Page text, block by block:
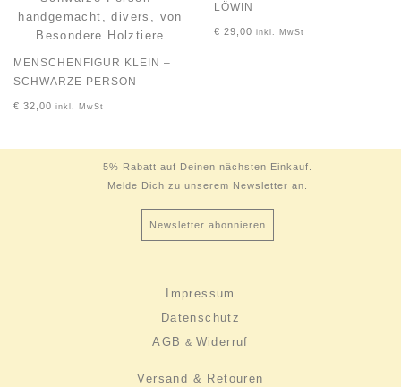
MENSCHENFIGUR KLEIN –
SCHWARZE PERSON
€ 32,00 inkl. MwSt
LÖWIN
€ 29,00 inkl. MwSt
5% Rabatt auf Deinen nächsten Einkauf.
Melde Dich zu unserem Newsletter an.
Newsletter abonnieren
Impressum
Datenschutz
AGB & Widerruf
Versand & Retouren